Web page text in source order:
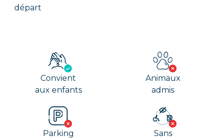
départ
Convient
aux enfants
Animaux
admis
Parking
Sans